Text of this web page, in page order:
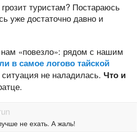
туристам? Постараюсь
уже достаточно давно и
«повезло»: рядом с нашим
в самое логово тайской
не наладилась. Что и
не ехать. А жаль!